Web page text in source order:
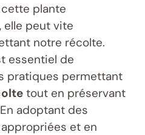
plante
, elle peut vite
notre récolte.
essentiel de
pratiques permettant
tout en préservant
adoptant des
et en